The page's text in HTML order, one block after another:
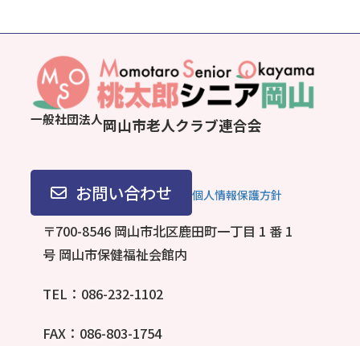
一般社団法人岡山市老人クラブ連合会
お問い合わせ 個人情報保護方針
〒700-8546 岡山市北区鹿田町一丁目 1 番 1
号 岡山市保健福祉会館内
TEL：086-232-1102
FAX：086-803-1754